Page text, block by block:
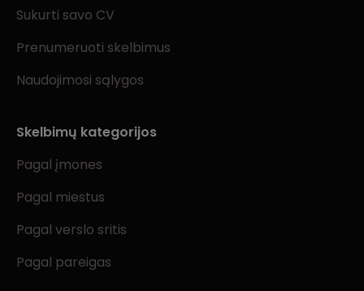
Sukurti savo CV
Prenumeruoti skelbimus
Naudojimosi sąlygos
Skelbimų kategorijos
Pagal įmones
Pagal miestus
Pagal verslo sritis
Pagal pareigas